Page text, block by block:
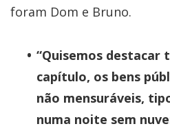
foram Dom e Bruno.
“Quisemos destacar
capítulo, os bens
não mensuráveis,
numa noite sem